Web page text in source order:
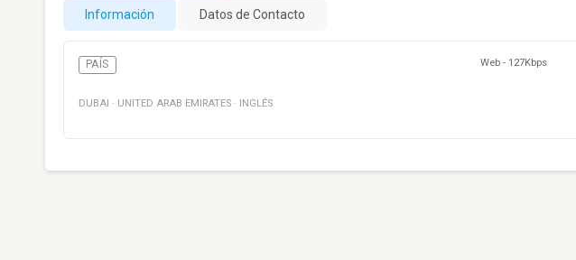
Información Datos de Contacto
PAÍS Web - 127Kbps
DUBAI · UNITED ARAB EMIRATES · INGLÉS